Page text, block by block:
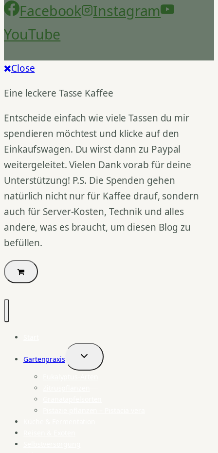
Facebook
Instagram
YouTube
Close
Eine leckere Tasse Kaffee
Entscheide einfach wie viele Tassen du mir
spendieren möchtest und klicke auf den
Einkaufswagen. Du wirst dann zu Paypal
weitergeleitet. Vielen Dank vorab für deine
Unterstützung! P.S. Die Spenden gehen
natürlich nicht nur für Kaffee drauf, sondern
auch für Server-Kosten, Technik und alles
andere, was es braucht, um diesen Blog zu
befüllen.
Gartenpraxis
Untermenü
umschalten